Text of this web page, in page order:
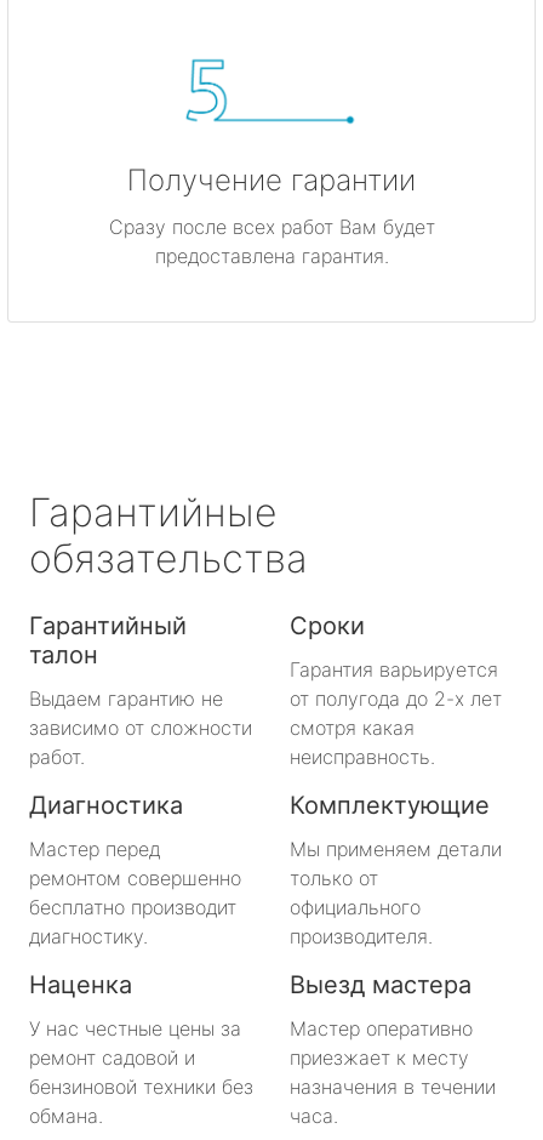
Получение гарантии
Сразу после всех работ Вам будет
предоставлена гарантия.
Гарантийные
обязательства
Гарантийный
талон
Выдаем гарантию не
зависимо от сложности
работ.
Сроки
Гарантия варьируется
от полугода до 2-х лет
смотря какая
неисправность.
Диагностика
Мастер перед
ремонтом совершенно
бесплатно производит
диагностику.
Комплектующие
Мы применяем детали
только от
официального
производителя.
Наценка
У нас честные цены за
ремонт садовой и
бензиновой техники без
обмана.
Выезд мастера
Мастер оперативно
приезжает к месту
назначения в течении
часа.